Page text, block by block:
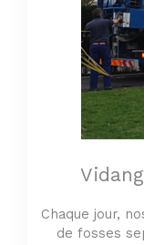
Chaque jour,
de fosses